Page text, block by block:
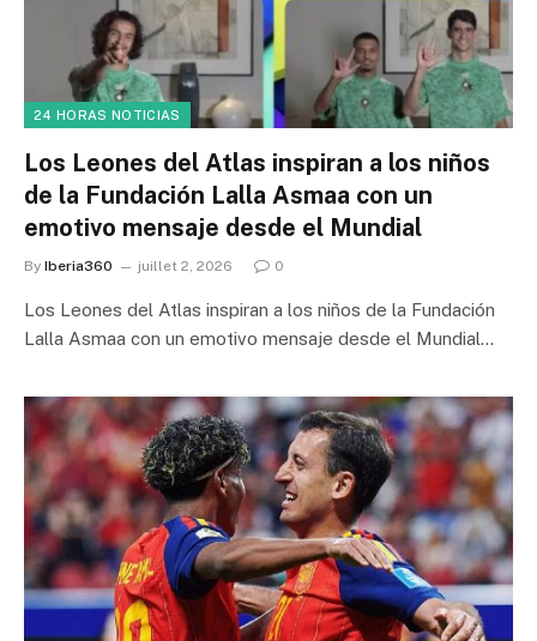
24 HORAS NOTICIAS
Los Leones del Atlas inspiran a los niños
de la Fundación Lalla Asmaa con un
emotivo mensaje desde el Mundial
By Iberia360 juillet 2, 2026 0
Los Leones del Atlas inspiran a los niños de la Fundación
Lalla Asmaa con un emotivo mensaje desde el Mundial…